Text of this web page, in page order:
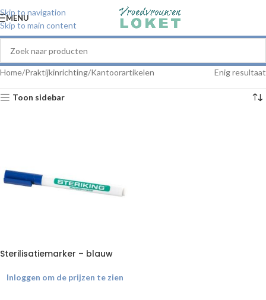
Skip to navigation
Skip to main content
MENU
Home Praktijkinrichting Kantoorartikelen Enig resultaat
Toon sidebar
Sterilisatiemarker – blauw
Inloggen om de prijzen te zien